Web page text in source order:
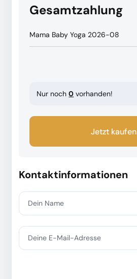
Kontaktinformationen
Dein Name
Deine E-Mail-Adresse
Gesamtzahlung
Mama Baby Yoga 2026-08
Nur noch0 vorhanden!
Jetzt kaufen